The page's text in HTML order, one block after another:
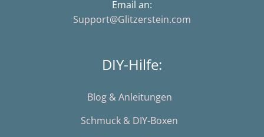
Email an:
Support@Glitzerstein.com
DIY-Hilfe:
Blog & Anleitungen
Schmuck & DIY-Boxen